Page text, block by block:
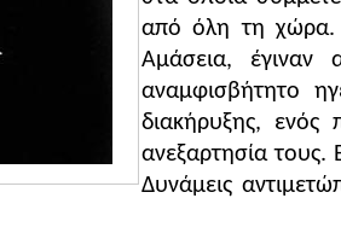
Συμμετείχε σε όλες τις
την περίοδο 1919-1922
της Ελλάδας. Μετά το τέλος του
την προσανατόλισε με
τουρκικού κράτους, η
το 1938.
της άσκησης
από όλη τη χώρα.
Αμάσεια, έγιναν
αναμφισβήτητο
διακήρυξης, ενός
ανεξαρτησία τους.
Δυνάμεις